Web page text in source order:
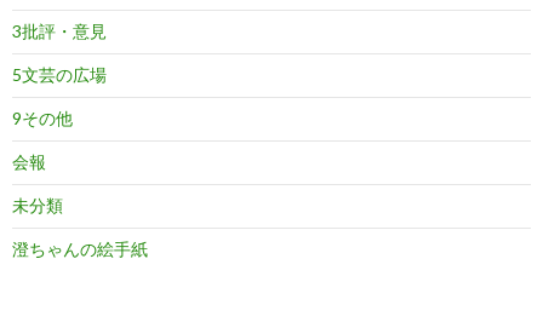
3批評・意見
5文芸の広場
9その他
会報
未分類
澄ちゃんの絵手紙